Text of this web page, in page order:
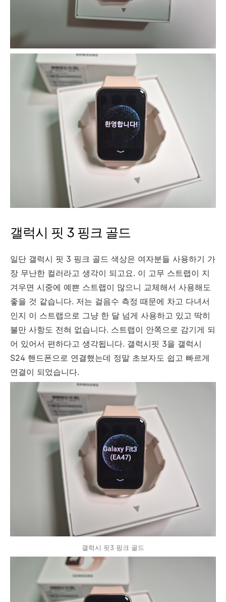
갤럭시 핏 3 핑크 골드
일단 갤럭시 핏 3 핑크 골드 색상은 여자분들 사용하기 가
장 무난한 컬러라고 생각이 되고요. 이 고무 스트랩이 지
겨우면 시중에 예쁜 스트랩이 많으니 교체해서 사용해도
좋을 것 같습니다. 저는 걸음수 측정 때문에 차고 다녀서
인지 이 스트랩으로 그냥 한 달 넘게 사용하고 있고 딱히
불만 사항도 전혀 없습니다. 스트랩이 안쪽으로 감기게 되
어 있어서 편하다고 생각됩니다. 갤럭시핏 3을 갤럭시
S24 핸드폰으로 연결했는데 정말 초보자도 쉽고 빠르게
연결이 되었습니다.
갤럭시 핏3 핑크 골드